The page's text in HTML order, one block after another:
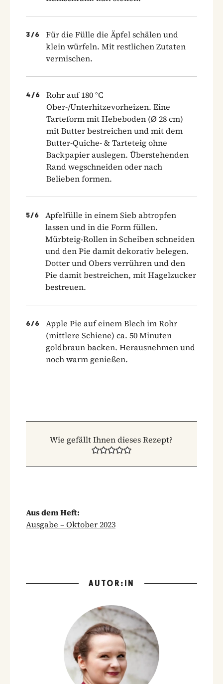
3 /6
Für die Fülle die Äpfel schälen und
klein würfeln. Mit restlichen Zutaten
vermischen.
4 /6
Rohr auf 180 °C
Ober-/Unterhitzevorheizen. Eine
Tarteform mit Hebeboden (Ø 28 cm)
mit Butter bestreichen und mit dem
Butter-Quiche- & Tarteteig ohne
Backpapier auslegen. Überstehenden
Rand wegschneiden oder nach
Belieben formen.
5/6
Apfelfülle in einem Sieb abtropfen
lassen und in die Form füllen.
Mürbteig-Rollen in Scheiben schneiden
und den Pie damit dekorativ belegen.
Dotter und Obers verrühren und den
Pie damit bestreichen, mit Hagelzucker
bestreuen.
6/6
Apple Pie auf einem Blech im Rohr
(mittlere Schiene) ca. 50 Minuten
goldbraun backen. Herausnehmen und
noch warm genießen.
Wie gefällt Ihnen dieses Rezept?
Aus dem Heft:
Ausgabe – Oktober 2023
AUTOR:IN